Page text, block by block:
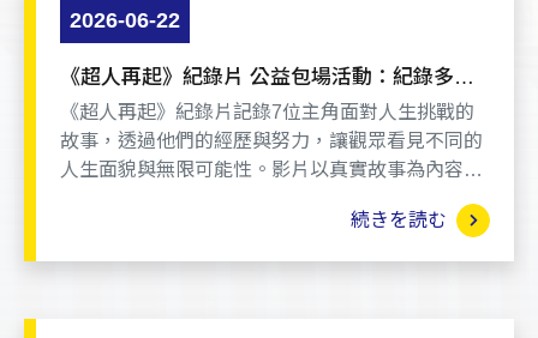
2026-06-22
《超人再起》紀錄片 公益包場活動：紀錄多位
遭遇重大傷殘或意外的生命鬥士，如何克服劇
變、重拾希望的真人真事
《超人再起》紀錄片記錄7位主角面對人生挑戰的
故事，透過他們的經歷與努力，讓觀眾看見不同的
人生面貌與無限可能性。影片以真實故事為內容，
続きを読む